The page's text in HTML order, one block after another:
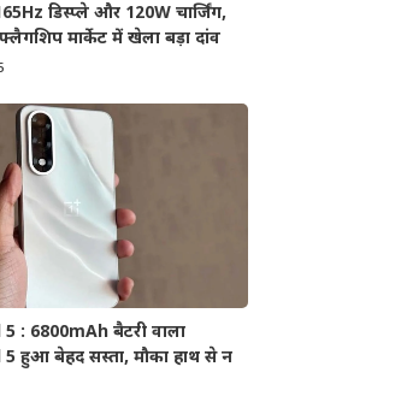
डिस्प्ले और 120W चार्जिंग,
मार्केट में खेला बड़ा दांव
: 6800mAh बैटरी वाला
हुआ बेहद सस्ता, मौका हाथ से न